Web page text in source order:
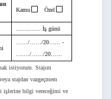
Kamu Özel
İş günü
……/……/20…...
-
….…/……/20..….
istiyorum. Stajım
stajdan vazgeçmem
işlerine bilgi vereceğimi ve